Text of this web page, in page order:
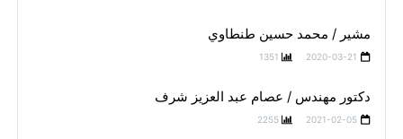
مشير / محمد حسين طنطاوي
2020-03-21
1351
دكتور مهندس / عصام عبد العزيز شرف
2021-02-05
2255